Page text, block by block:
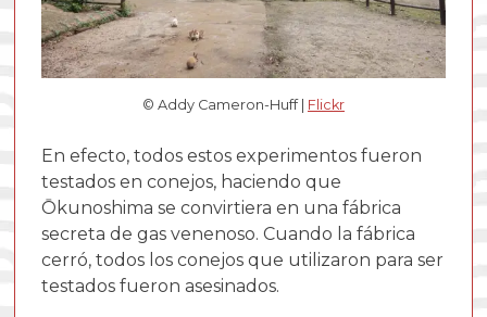
© Addy Cameron-Huff | Flickr
En efecto, todos estos experimentos fueron
testados en conejos, haciendo que
Ōkunoshima se convirtiera en una fábrica
secreta de gas venenoso. Cuando la fábrica
cerró, todos los conejos que utilizaron para ser
testados fueron asesinados.